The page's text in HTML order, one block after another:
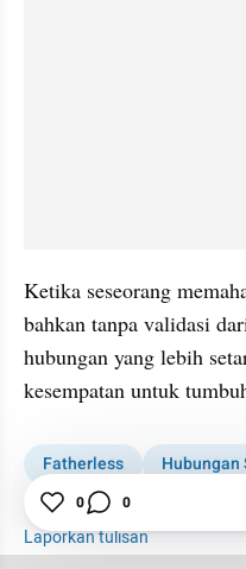
Ketika seseorang
bahkan tanpa validasi
hubungan yang lebih
kesempatan untuk
Fatherless Hubungan
perhatian
Laporkan tulisan
0 0